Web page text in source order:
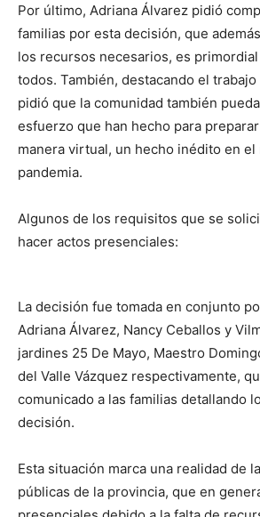
Por último, Adriana Álvarez pidió
familias por esta decisión, que
los recursos necesarios, es
todos. También, destacando el
pidió que la comunidad también
esfuerzo que han hecho para
manera virtual, un hecho inédito en el
pandemia.
Algunos de los requisitos que se
hacer actos presenciales:
La decisión fue tomada en conjunto
Adriana Álvarez, Nancy Ceballos y
jardines 25 De Mayo, Maestro
del Valle Vázquez respectivamente,
comunicado a las familias detallando
decisión.
Esta situación marca una realidad de
públicas de la provincia, que en